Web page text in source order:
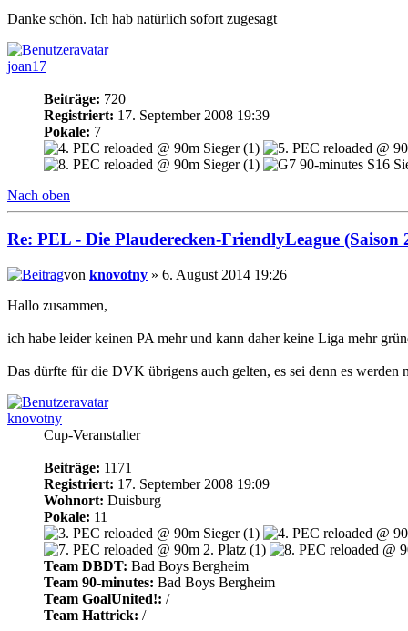
Danke schön. Ich hab natürlich sofort zugesagt
joan17
Beiträge: 720
Registriert: 17. September 2008 19:39
Pokale: 7
Nach oben
Re: PEL - Die Plauderecken-FriendlyLeague (Saison
von knovotny » 6. August 2014 19:26
Hallo zusammen,
ich habe leider keinen PA mehr und kann daher keine Liga mehr
Das dürfte für die DVK übrigens auch gelten, es sei denn es werden
knovotny
Cup-Veranstalter
Beiträge: 1171
Registriert: 17. September 2008 19:09
Wohnort: Duisburg
Pokale: 11
Team DBDT: Bad Boys Bergheim
Team 90-minutes: Bad Boys Bergheim
Team GoalUnited!: /
Team Hattrick: /